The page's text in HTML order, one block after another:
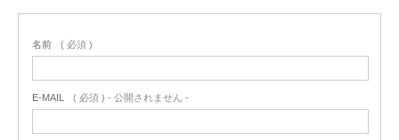
名前 ( 必須 )
E-MAIL ( 必須 ) - 公開されません -